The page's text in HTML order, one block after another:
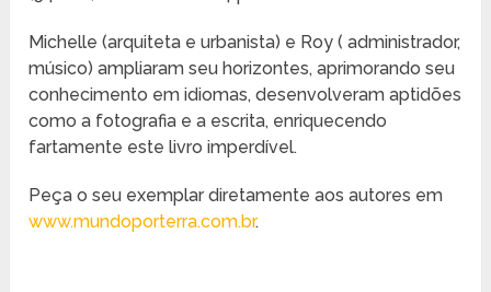
Michelle (arquiteta e urbanista) e Roy ( administrador,
músico) ampliaram seu horizontes, aprimorando seu
conhecimento em idiomas, desenvolveram aptidões
como a fotografia e a escrita, enriquecendo
fartamente este livro imperdível.
Peça o seu exemplar diretamente aos autores em
www.mundoporterra.com.br.